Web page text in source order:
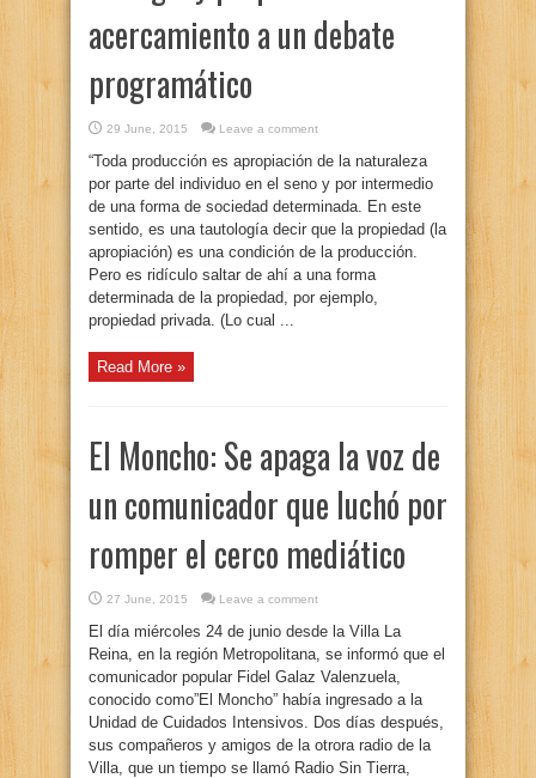
acercamiento a un debate
programático
29 June, 2015 Leave a comment
“Toda producción es apropiación de la naturaleza
por parte del individuo en el seno y por intermedio
de una forma de sociedad determinada. En este
sentido, es una tautología decir que la propiedad (la
apropiación) es una condición de la producción.
Pero es ridículo saltar de ahí a una forma
determinada de la propiedad, por ejemplo,
propiedad privada. (Lo cual ...
Read More »
El Moncho: Se apaga la voz de
un comunicador que luchó por
romper el cerco mediático
27 June, 2015 Leave a comment
El día miércoles 24 de junio desde la Villa La
Reina, en la región Metropolitana, se informó que el
comunicador popular Fidel Galaz Valenzuela,
conocido como”El Moncho” había ingresado a la
Unidad de Cuidados Intensivos. Dos días después,
sus compañeros y amigos de la otrora radio de la
Villa, que un tiempo se llamó Radio Sin Tierra,